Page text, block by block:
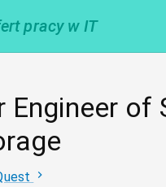
pracy w IT
Engineer